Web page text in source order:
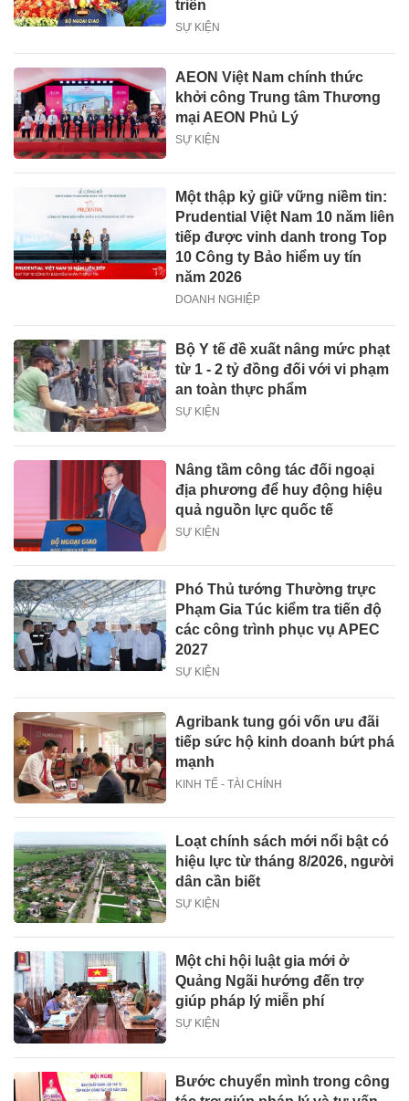
triển
SỰ KIỆN
AEON Việt Nam chính thức
khởi công Trung tâm Thương
mại AEON Phủ Lý
SỰ KIỆN
Một thập kỷ giữ vững niềm tin:
Prudential Việt Nam 10 năm liên
tiếp được vinh danh trong Top
10 Công ty Bảo hiểm uy tín
năm 2026
DOANH NGHIỆP
Bộ Y tế đề xuất nâng mức phạt
từ 1 - 2 tỷ đồng đối với vi phạm
an toàn thực phẩm
SỰ KIỆN
Nâng tầm công tác đối ngoại
địa phương để huy động hiệu
quả nguồn lực quốc tế
SỰ KIỆN
Phó Thủ tướng Thường trực
Phạm Gia Túc kiểm tra tiến độ
các công trình phục vụ APEC
2027
SỰ KIỆN
Agribank tung gói vốn ưu đãi
tiếp sức hộ kinh doanh bứt phá
mạnh
KINH TẾ - TÀI CHÍNH
Loạt chính sách mới nổi bật có
hiệu lực từ tháng 8/2026, người
dân cần biết
SỰ KIỆN
Một chi hội luật gia mới ở
Quảng Ngãi hướng đến trợ
giúp pháp lý miễn phí
SỰ KIỆN
Bước chuyển mình trong công